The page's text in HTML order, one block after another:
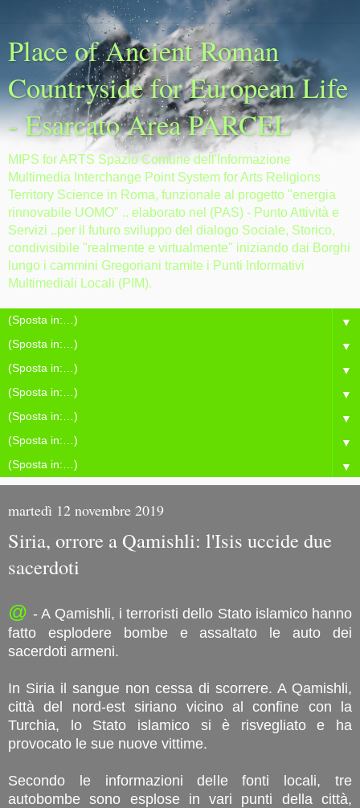
Place of Ancient Roman
Countryside for European Life
- Esarcato Area PARCEL
MIPS for ARTS Spazio Comune dell'Informazione
Multimedia Interchange Point System for Arts Religions
Territory Science in Roma, funzionale al progetto "energia
rinnovabile UOMO" .. elaborato nel (PAS) - Punto Attività e
Servizi ..per il futuro sviluppo del dialogo Sociale, Storico,
condivisibile "realmente e virtualmente" iniziando dai Borghi
lungo i cammini Gregoriani tramite i Punti Informativi
Multimediali Locali (PIM).
▼
▼
▼
▼
▼
▼
▼
martedì 12 novembre 2019
Siria, orrore a Qamishli: l'Isis uccide due
sacerdoti
@- A Qamishli, i terroristi dello Stato islamico hanno
fatto esplodere bombe e assaltato le auto dei
sacerdoti armeni.
In Siria il sangue non cessa di scorrere. A Qamishli,
città del nord-est siriano vicino al confine con la
Turchia, lo Stato islamico si è risvegliato e ha
provocato le sue nuove vittime.
Secondo le informazioni delle fonti locali, tre
autobombe sono esplose in vari punti della città,